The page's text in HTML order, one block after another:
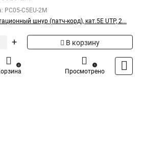
PC05-C5EU-2M
шнур (патч-корд), кат.5Е UTP, 2...
+ В корзину
0
Просмотрено
1